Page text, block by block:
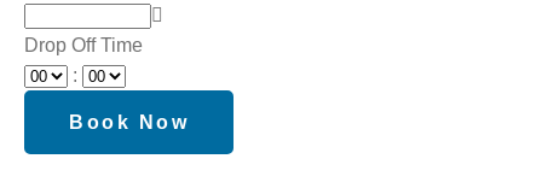
Drop Off Time
: